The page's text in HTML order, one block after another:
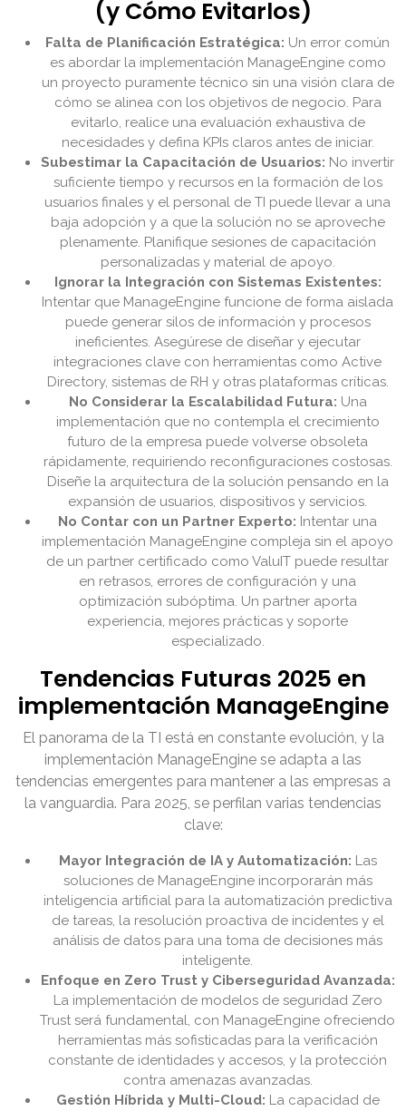
(y Cómo Evitarlos)
Falta de Planificación Estratégica: Un error común
es abordar la implementación ManageEngine como
un proyecto puramente técnico sin una visión clara de
cómo se alinea con los objetivos de negocio. Para
evitarlo, realice una evaluación exhaustiva de
necesidades y defina KPIs claros antes de iniciar.
Subestimar la Capacitación de Usuarios: No invertir
suficiente tiempo y recursos en la formación de los
usuarios finales y el personal de TI puede llevar a una
baja adopción y a que la solución no se aproveche
plenamente. Planifique sesiones de capacitación
personalizadas y material de apoyo.
Ignorar la Integración con Sistemas Existentes:
Intentar que ManageEngine funcione de forma aislada
puede generar silos de información y procesos
ineficientes. Asegúrese de diseñar y ejecutar
integraciones clave con herramientas como Active
Directory, sistemas de RH y otras plataformas críticas.
No Considerar la Escalabilidad Futura: Una
implementación que no contempla el crecimiento
futuro de la empresa puede volverse obsoleta
rápidamente, requiriendo reconfiguraciones costosas.
Diseñe la arquitectura de la solución pensando en la
expansión de usuarios, dispositivos y servicios.
No Contar con un Partner Experto: Intentar una
implementación ManageEngine compleja sin el apoyo
de un partner certificado como ValuIT puede resultar
en retrasos, errores de configuración y una
optimización subóptima. Un partner aporta
experiencia, mejores prácticas y soporte
especializado.
Tendencias Futuras 2025 en
implementación ManageEngine
El panorama de la TI está en constante evolución, y la
implementación ManageEngine se adapta a las
tendencias emergentes para mantener a las empresas a
la vanguardia. Para 2025, se perfilan varias tendencias
clave:
Mayor Integración de IA y Automatización: Las
soluciones de ManageEngine incorporarán más
inteligencia artificial para la automatización predictiva
de tareas, la resolución proactiva de incidentes y el
análisis de datos para una toma de decisiones más
inteligente.
Enfoque en Zero Trust y Ciberseguridad Avanzada:
La implementación de modelos de seguridad Zero
Trust será fundamental, con ManageEngine ofreciendo
herramientas más sofisticadas para la verificación
constante de identidades y accesos, y la protección
contra amenazas avanzadas.
Gestión Híbrida y Multi-Cloud: La capacidad de